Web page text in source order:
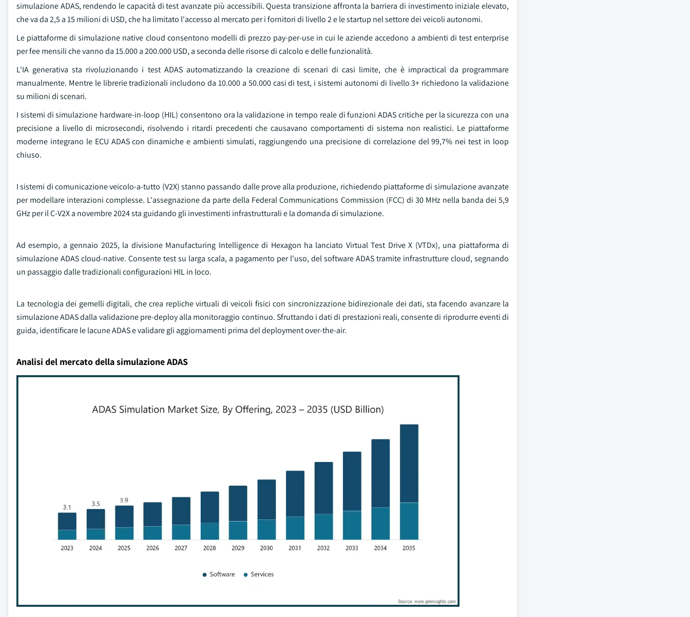
simulazione ADAS, rendendo le capacità di test avanzate più accessibili. Questa transizione affronta la barriera di investimento iniziale elevato,
che va da 2,5 a 15 milioni di USD, che ha limitato l'accesso al mercato per i fornitori di livello 2 e le startup nel settore dei veicoli autonomi.
Le piattaforme di simulazione native cloud consentono modelli di prezzo pay-per-use in cui le aziende accedono a ambienti di test enterprise
per fee mensili che vanno da 15.000 a 200.000 USD, a seconda delle risorse di calcolo e delle funzionalità.
L'IA generativa sta rivoluzionando i test ADAS automatizzando la creazione di scenari di casi limite, che è impractical da programmare
manualmente. Mentre le librerie tradizionali includono da 10.000 a 50.000 casi di test, i sistemi autonomi di livello 3+ richiedono la validazione
su milioni di scenari.
I sistemi di simulazione hardware-in-loop (HIL) consentono ora la validazione in tempo reale di funzioni ADAS critiche per la sicurezza con una
precisione a livello di microsecondi, risolvendo i ritardi precedenti che causavano comportamenti di sistema non realistici. Le piattaforme
moderne integrano le ECU ADAS con dinamiche e ambienti simulati, raggiungendo una precisione di correlazione del 99,7% nei test in loop
chiuso.
I sistemi di comunicazione veicolo-a-tutto (V2X) stanno passando dalle prove alla produzione, richiedendo piattaforme di simulazione avanzate
per modellare interazioni complesse. L'assegnazione da parte della Federal Communications Commission (FCC) di 30 MHz nella banda dei 5,9
GHz per il C-V2X a novembre 2024 sta guidando gli investimenti infrastrutturali e la domanda di simulazione.
Ad esempio, a gennaio 2025, la divisione Manufacturing Intelligence di Hexagon ha lanciato Virtual Test Drive X (VTDx), una piattaforma di
simulazione ADAS cloud-native. Consente test su larga scala, a pagamento per l'uso, del software ADAS tramite infrastrutture cloud, segnando
un passaggio dalle tradizionali configurazioni HIL in loco.
La tecnologia dei gemelli digitali, che crea repliche virtuali di veicoli fisici con sincronizzazione bidirezionale dei dati, sta facendo avanzare la
simulazione ADAS dalla validazione pre-deploy alla monitoraggio continuo. Sfruttando i dati di prestazioni reali, consente di riprodurre eventi di
guida, identificare le lacune ADAS e validare gli aggiornamenti prima del deployment over-the-air.
Analisi del mercato della simulazione ADAS